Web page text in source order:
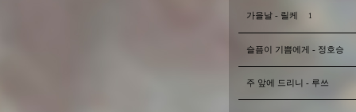
가을날 - 릴케 1
슬픔이 기쁨에게 - 정호승
주 앞에 드리니 - 루쓰